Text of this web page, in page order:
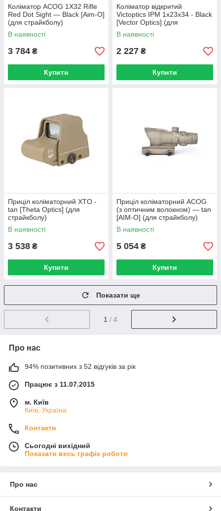
Коліматор ACOG 1X32 Rifle
Red Dot Sight — Black [Aim-O]
(для страйкболу)
В наявності
3 784 ₴
Купити
Коліматор відкритий
Victoptics IPM 1x23x34 - Black
[Vector Optics] (для
страйкболу)
В наявності
2 227 ₴
Купити
Приціл коліматорний XTO -
tan [Theta Optics] (для
страйкболу)
В наявності
3 538 ₴
Купити
Приціл коліматорний ACOG
(з оптичним волокном) — tan
[AIM-O] (для страйкболу)
В наявності
5 054 ₴
Купити
Показати ще
1 / 4
Про нас
94% позитивних з 52 відгуків за рік
Працює з 11.07.2015
м. Київ
Київ, Україна
Контакти
Сьогодні вихідний
Показати весь графік роботи
Про нас
Контакти